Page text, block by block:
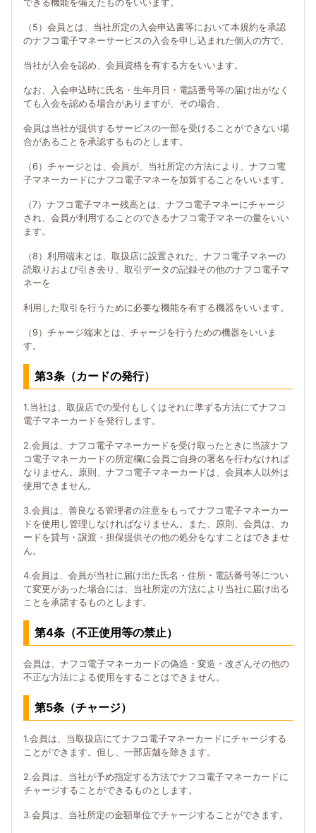
できる機能を備えたものをいいます。
（5）会員とは、当社所定の入会申込書等において本規約を承認
のナフコ電子マネーサービスの入会を申し込まれた個人の方で、
当社が入会を認め、会員資格を有する方をいいます。
なお、入会申込時に氏名・生年月日・電話番号等の届け出がなく
ても入会を認める場合がありますが、その場合、
会員は当社が提供するサービスの一部を受けることができない場
合があることを承認するものとします。
（6）チャージとは、会員が、当社所定の方法により、ナフコ電
子マネーカードにナフコ電子マネーを加算することをいいます。
（7）ナフコ電子マネー残高とは、ナフコ電子マネーにチャージ
され、会員が利用することのできるナフコ電子マネーの量をいい
ます。
（8）利用端末とは、取扱店に設置された、ナフコ電子マネーの
読取りおよび引き去り、取引データの記録その他のナフコ電子マ
ネーを
利用した取引を行うために必要な機能を有する機器をいいます。
（9）チャージ端末とは、チャージを行うための機器をいいま
す。
第3条（カードの発行）
1.当社は、取扱店での受付もしくはそれに準ずる方法にてナフコ
電子マネーカードを発行します。
2.会員は、ナフコ電子マネーカードを受け取ったときに当該ナフ
コ電子マネーカードの所定欄に会員ご自身の署名を行わなければ
なりません。原則、ナフコ電子マネーカードは、会員本人以外は
使用できません。
3.会員は、善良なる管理者の注意をもってナフコ電子マネーカー
ドを使用し管理しなければなりません。また、原則、会員は、カ
ードを貸与・譲渡・担保提供その他の処分をなすことはできませ
ん。
4.会員は、会員が当社に届け出た氏名・住所・電話番号等につい
て変更があった場合には、当社所定の方法により当社に届け出る
ことを承諾するものとします。
第4条（不正使用等の禁止）
会員は、ナフコ電子マネーカードの偽造・変造・改ざんその他の
不正な方法による使用をすることはできません。
第5条（チャージ）
1.会員は、当取扱店にてナフコ電子マネーカードにチャージする
ことができます。但し、一部店舗を除きます。
2.会員は、当社が予め指定する方法でナフコ電子マネーカードに
チャージすることができるものとします。
3.会員は、当社所定の金額単位でチャージすることができます。